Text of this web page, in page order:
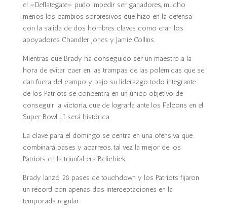
el «Deflategate» pudo impedir ser ganadores, mucho
menos los cambios sorpresivos que hizo en la defensa
con la salida de dos hombres claves como eran los
apoyadores Chandler Jones y Jamie Collins.
Mientras que Brady ha conseguido ser un maestro a la
hora de evitar caer en las trampas de las polémicas que se
dan fuera del campo y bajo su liderazgo todo integrante
de los Patriots se concentra en un único objetivo de
conseguir la victoria, que de lograrla ante los Falcons en el
Super Bowl LI será histórica.
La clave para el domingo se centra en una ofensiva que
combinará pases y acarreos, tal vez la mejor de los
Patriots en la triunfal era Belichick.
Brady lanzó 28 pases de touchdown y los Patriots fijaron
un récord con apenas dos interceptaciones en la
temporada regular.